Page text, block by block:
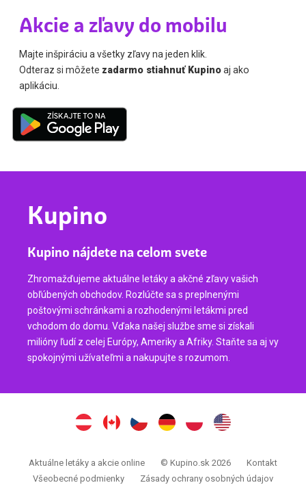
Akcie a zľavy do mobilu
Majte inšpiráciu a všetky zľavy na jeden klik.
Odteraz si môžete zadarmo stiahnuť Kupinoaj ako
aplikáciu.
Kupino
Kupino nájdete na celom svete
Zhromažďujeme aktuálne letáky a akčné zľavy vašich
obľúbených obchodov. Rozlúčte sa s preplnenými
poštovými schránkami a rozhodenými letákmi pred
vchodom do domu. Vďaka našej službe sme si získali
milióny ľudí z celej Európy, Ameriky a Afriky. Staňte sa aj vy
spokojnými užívateľmi a nakupujte s rozumom.
Aktuálne letáky a akcie online © Kupino.sk 2026
Kontakt
Všeobecné podmienky
Zásady ochrany osobných údajov